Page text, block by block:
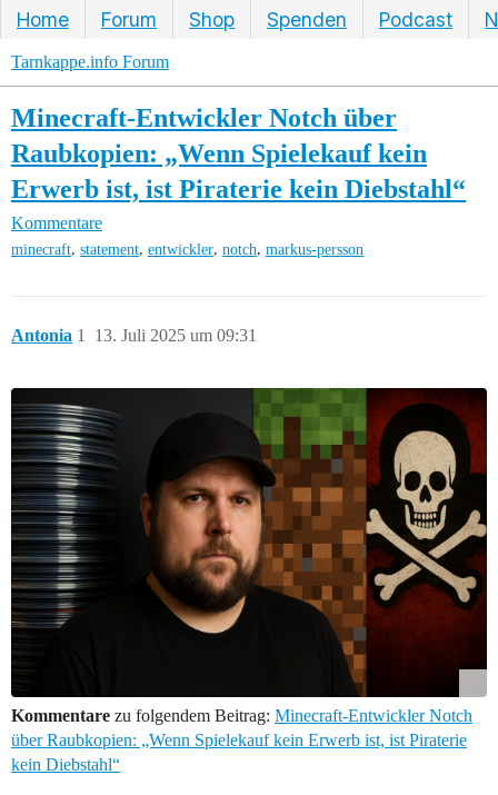
Home Forum Shop Spenden Podcast
Tarnkappe.info Forum
Minecraft-Entwickler Notch über
Raubkopien: „Wenn Spielekauf kein
Erwerb ist, ist Piraterie kein Diebstahl“
Kommentare
minecraft statement entwickler notch markus-persson
Antonia 13. Juli 2025 um 09:31
1
Kommentare zu folgendem Beitrag: Minecraft-Entwickler Notch
über Raubkopien: „Wenn Spielekauf kein Erwerb ist, ist Piraterie
kein Diebstahl“